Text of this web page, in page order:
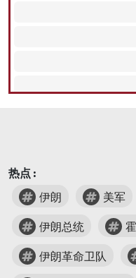
热点 :
伊朗
美军
伊朗总统
伊朗革命卫队